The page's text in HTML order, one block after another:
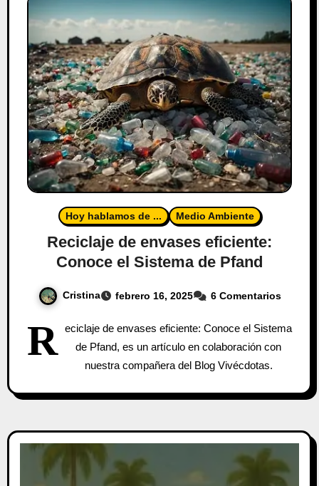
Hoy hablamos de ... Medio Ambiente
Reciclaje de envases eficiente:
Conoce el Sistema de Pfand
Cristina febrero 16, 2025 6 Comentarios
R
eciclaje de envases eficiente: Conoce el Sistema
de Pfand, es un artículo en colaboración con
nuestra compañera del Blog Vivécdotas.